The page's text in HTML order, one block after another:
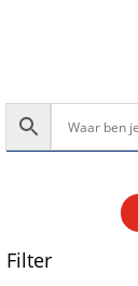
Filter